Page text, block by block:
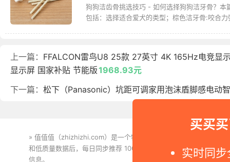
买买
实时同
狗狗洁齿骨挑选技巧 - 如何选择狗狗洁牙骨？
包括：选择适合爱犬的类型；棕色洁牙骨:咬合
上一篇： FFALCON雷鸟U8 25款 27英寸 4K 165Hz电竞显
显示屏 国家补贴 节能版1968.93元
下一篇： 松下（Panasonic）坑距可调家用泡沫盾脚感电动
» 值值值（zhizhizhi.com）是一个特价搜索引擎。我们实时监控和
和低质量数据后，每日同步推荐 1000+ 高性价比商品和打折促销
信息。